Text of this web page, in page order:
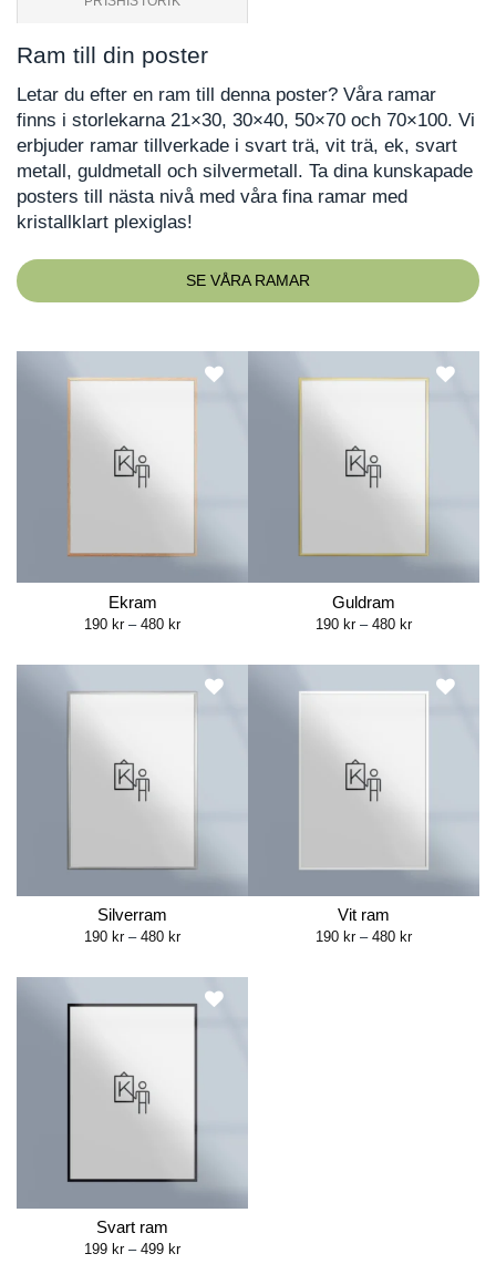
Ram till din poster
Letar du efter en ram till denna poster? Våra ramar
finns i storlekarna 21×30, 30×40, 50×70 och 70×100. Vi
erbjuder ramar tillverkade i svart trä, vit trä, ek, svart
metall, guldmetall och silvermetall. Ta dina kunskapade
posters till nästa nivå med våra fina ramar med
kristallklart plexiglas!
SE VÅRA RAMAR
Ekram
190 kr – 480 krPrice
through
480 kr
Guldram
190 kr – 480 krPrice
through
480 kr
Silverram
190 kr – 480 krPrice
through
480 kr
Vit ram
190 kr – 480 krPrice
Svart ram
199 kr – 499 krPrice